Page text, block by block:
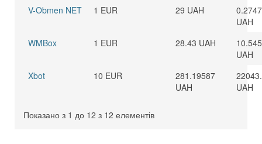
V-Obmen NET
1 EUR 29 UAH
UAH
WMBox
1 EUR 28.43 UAH
10.545
UAH
Xbot
10 EUR
281.19587
UAH
UAH
Показано з 1 до 12 з 12 елементів